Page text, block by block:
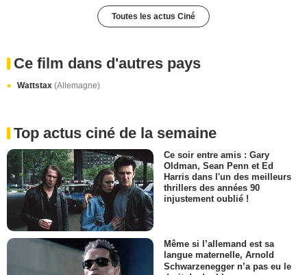
Toutes les actus Ciné
Ce film dans d'autres pays
Wattstax (Allemagne)
Top actus ciné de la semaine
Ce soir entre amis : Gary
Oldman, Sean Penn et Ed
Harris dans l'un des meilleurs
thrillers des années 90
injustement oublié !
Même si l’allemand est sa
langue maternelle, Arnold
Schwarzenegger n’a pas eu le